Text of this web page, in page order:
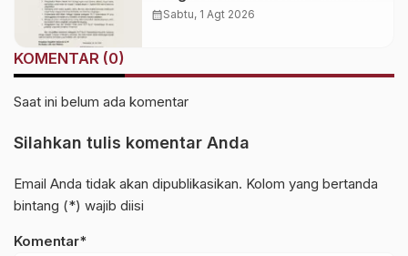
Semarakkan HUT Ke-81 RI
calendar_monthSabtu, 1 Agt 2026
KOMENTAR (0)
Saat ini belum ada komentar
Silahkan tulis komentar Anda
Email Anda tidak akan dipublikasikan. Kolom yang bertanda
bintang (*) wajib diisi
Komentar*